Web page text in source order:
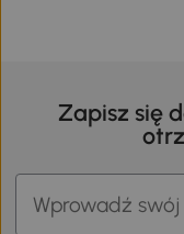
Zapisz się